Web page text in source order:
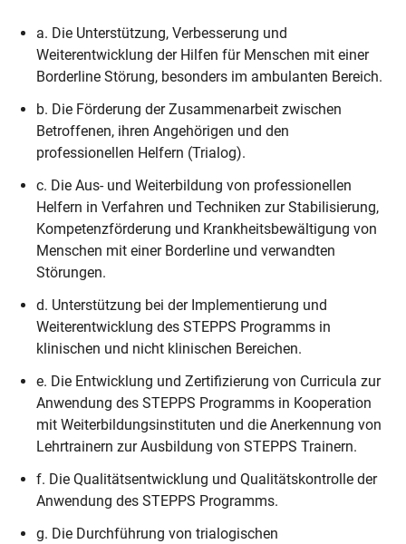
a. Die Unterstützung, Verbesserung und
Weiterentwicklung der Hilfen für Menschen mit einer
Borderline Störung, besonders im ambulanten Bereich.
b. Die Förderung der Zusammenarbeit zwischen
Betroffenen, ihren Angehörigen und den
professionellen Helfern (Trialog).
c. Die Aus- und Weiterbildung von professionellen
Helfern in Verfahren und Techniken zur Stabilisierung,
Kompetenzförderung und Krankheitsbewältigung von
Menschen mit einer Borderline und verwandten
Störungen.
d. Unterstützung bei der Implementierung und
Weiterentwicklung des STEPPS Programms in
klinischen und nicht klinischen Bereichen.
e. Die Entwicklung und Zertifizierung von Curricula zur
Anwendung des STEPPS Programms in Kooperation
mit Weiterbildungsinstituten und die Anerkennung von
Lehrtrainern zur Ausbildung von STEPPS Trainern.
f. Die Qualitätsentwicklung und Qualitätskontrolle der
Anwendung des STEPPS Programms.
g. Die Durchführung von trialogischen